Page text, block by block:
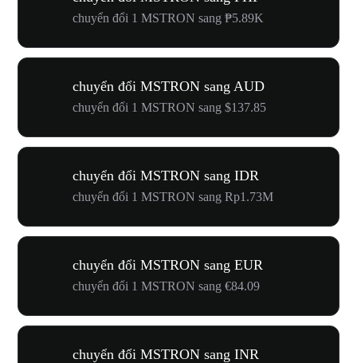
chuyển đổi 1 MSTRON sang ₱5.89K
chuyển đổi MSTRON sang AUD
chuyển đổi 1 MSTRON sang $137.85
chuyển đổi MSTRON sang IDR
chuyển đổi 1 MSTRON sang Rp1.73M
chuyển đổi MSTRON sang EUR
chuyển đổi 1 MSTRON sang €84.09
chuyển đổi MSTRON sang INR